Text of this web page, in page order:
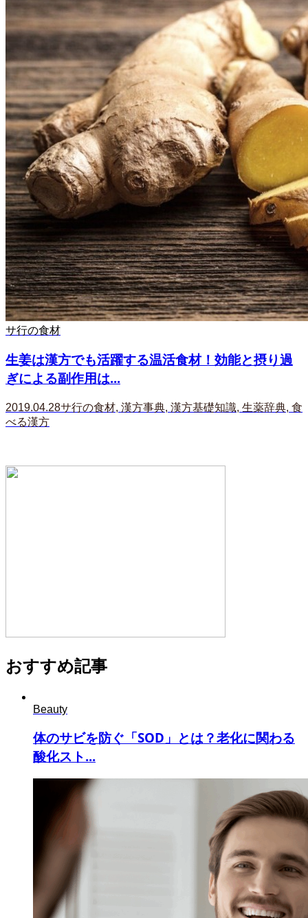
サ行の食材
生姜は漢方でも活躍する温活食材！効能と摂り過
ぎによる副作用は...
2019.04.28サ行の食材, 漢方事典, 漢方基礎知識, 生薬辞典, 食
べる漢方
おすすめ記事
Beauty
体のサビを防ぐ「SOD」とは？老化に関わる
酸化スト...